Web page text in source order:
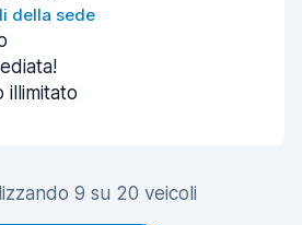
della sede
illimitato
9 su 20 veicoli